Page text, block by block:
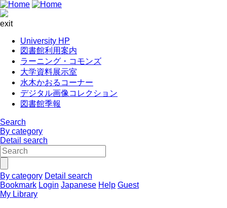
exit
University HP
図書館利用案内
ラーニング・コモンズ
大学資料展示室
水木かおるコーナー
デジタル画像コレクション
図書館季報
Search
By category
Detail search
By category Detail search
Bookmark Login Japanese Help Guest
My Library